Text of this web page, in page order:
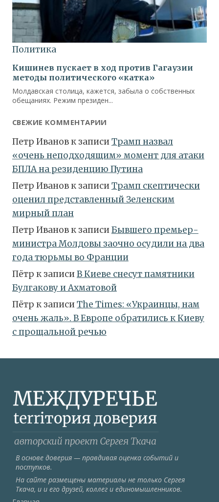
СВЕЖИЕ КОММЕНТАРИИ
Петр Ивановк записиТрамп назвал
«очень неподходящим» момент для атаки
БПЛА на резиденцию Путина
Петр Ивановк записиТрамп скептически
оценил представленный Зеленским
мирный план
Петр Ивановк записиБывшего премьер-
министра Молдовы заочно осудили на два
года тюрьмы во Франции
Пётр к записиВ Киеве снесут памятники
Булгакову и Ахматовой
Пётр к записиТhe Times: «Украинцы, нам
очень жаль». В Европе обратились к Киеву
с прощальной речью
В основе доверия — правдивая оценка событий и
поступков.
На сайте размещены материалы не только Сергея
Ткача, и и его друзей, коллег и единомышленников.